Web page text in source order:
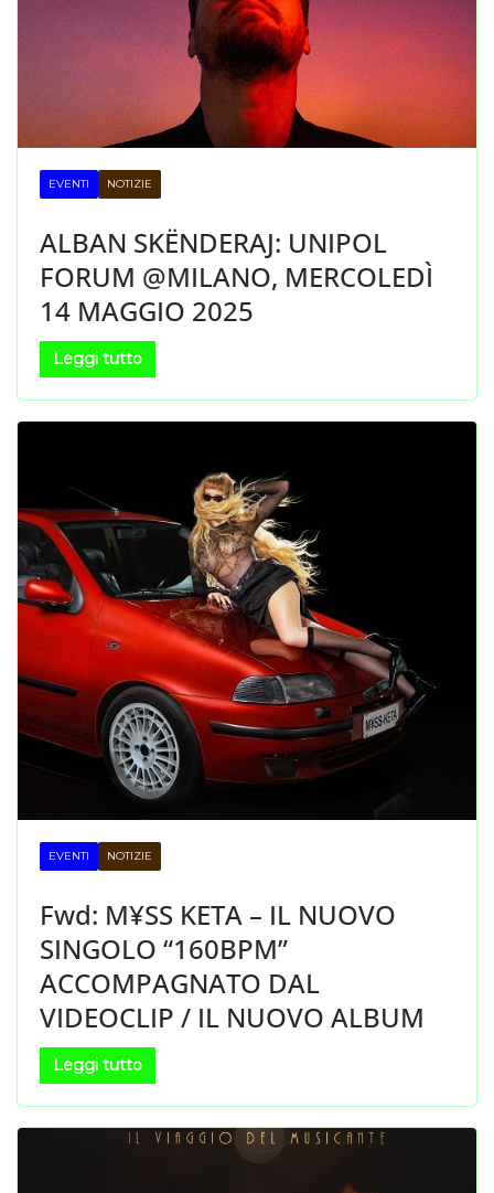
EVENTI NOTIZIE
ALBAN SKËNDERAJ: UNIPOL
FORUM @MILANO, MERCOLEDÌ
14 MAGGIO 2025
Leggi tutto
EVENTI NOTIZIE
Fwd: M¥SS KETA – IL NUOVO
SINGOLO “160BPM”
ACCOMPAGNATO DAL
VIDEOCLIP / IL NUOVO ALBUM
Leggi tutto